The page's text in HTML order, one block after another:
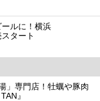
ルに！横浜
タート
」専門店！牡蠣や豚肉
』